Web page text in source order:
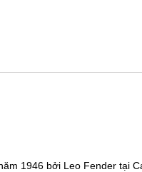
1946 bởi Leo Fender tại